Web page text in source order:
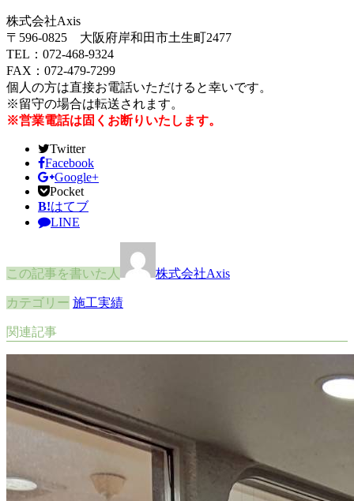
株式会社Axis
〒596-0825 大阪府岸和田市土生町2477
TEL：072-468-9324
FAX：072-479-7299
個人の方は直接お電話いただけると幸いです。
※留守の場合は転送されます。
※営業電話は固くお断りいたします。
Twitter
Facebook
Google+
Pocket
B!はてブ
LINE
この記事を書いた人 株式会社Axis
カテゴリー 施工実績
関連記事